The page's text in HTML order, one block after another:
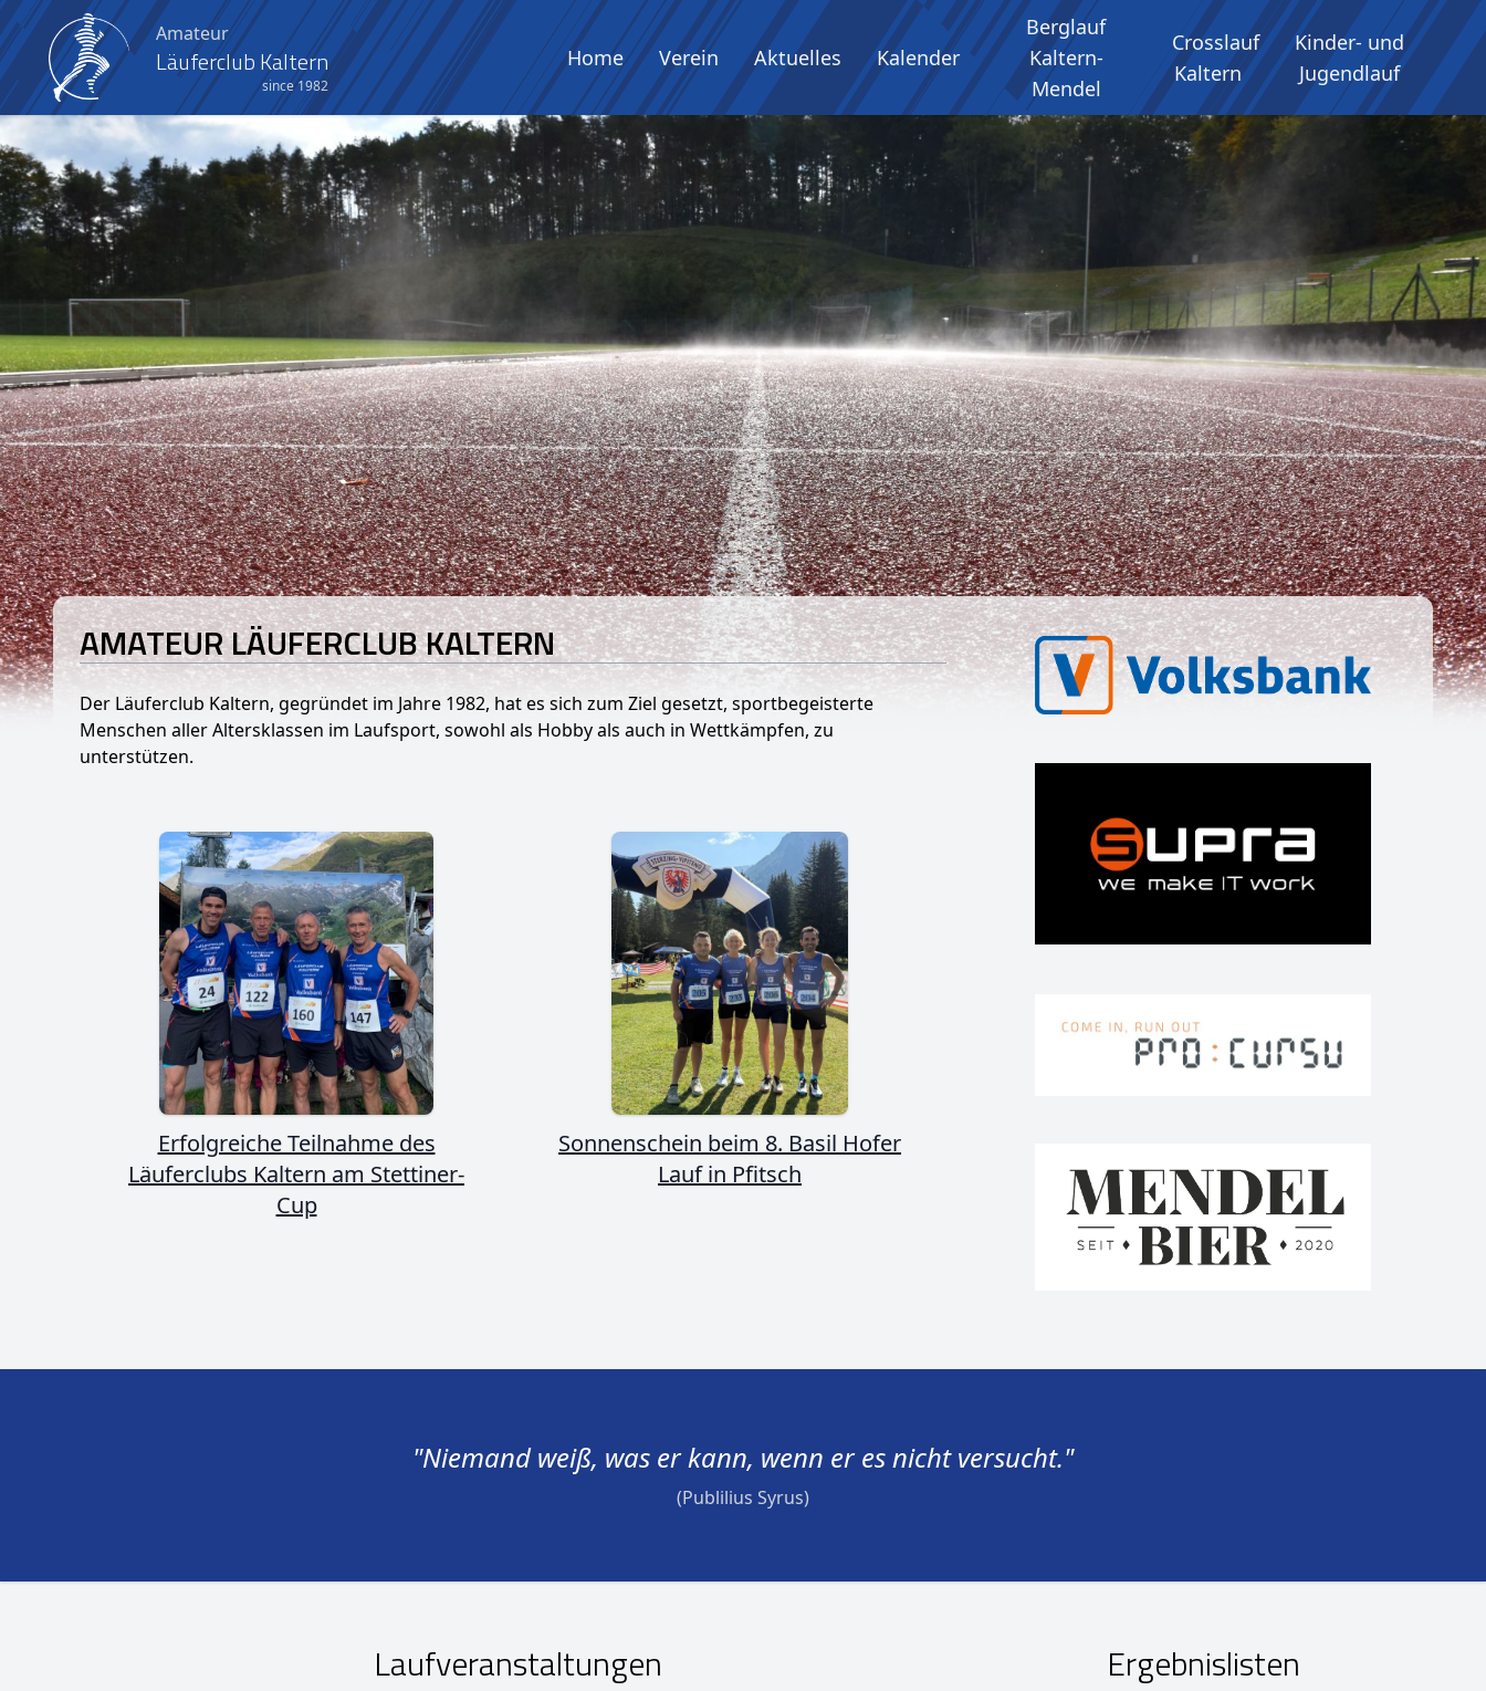
Amateur
Läuferclub Kaltern
since 1982
Home Verein Aktuelles Kalender
Berglauf
Kaltern-
Mendel
Crosslauf
Kaltern
Kinder- und
Jugendlauf
AMATEUR LÄUFERCLUB KALTERN
Der Läuferclub Kaltern, gegründet im Jahre 1982, hat es sich zum Ziel gesetzt, sportbegeisterte
Menschen aller Altersklassen im Laufsport, sowohl als Hobby als auch in Wettkämpfen, zu
unterstützen.
Erfolgreiche Teilnahme des
Läuferclubs Kaltern am Stettiner-
Cup
Sonnenschein beim 8. Basil Hofer
Lauf in Pfitsch
"Niemand weiß, was er kann, wenn er es nicht versucht."
(Publilius Syrus)
Laufveranstaltungen Ergebnislisten